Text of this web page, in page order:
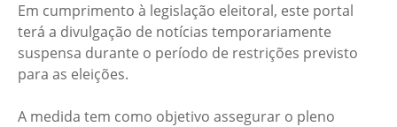
Em cumprimento à legislação eleitoral, este portal
terá a divulgação de notícias temporariamente
suspensa durante o período de restrições previsto
para as eleições.
A medida tem como objetivo assegurar o pleno